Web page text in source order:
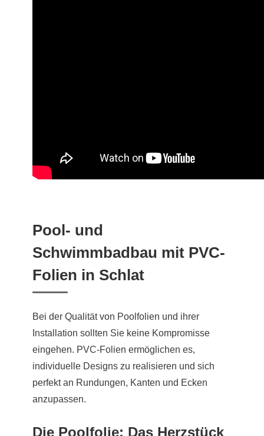
Pool- und
Schwimmbadbau mit PVC-
Folien in Schlat
Bei der Qualität von Poolfolien und ihrer
Installation sollten Sie keine Kompromisse
eingehen. PVC-Folien ermöglichen es,
individuelle Designs zu realisieren und sich
perfekt an Rundungen, Kanten und Ecken
anzupassen.
Die Poolfolie: Das Herzstück